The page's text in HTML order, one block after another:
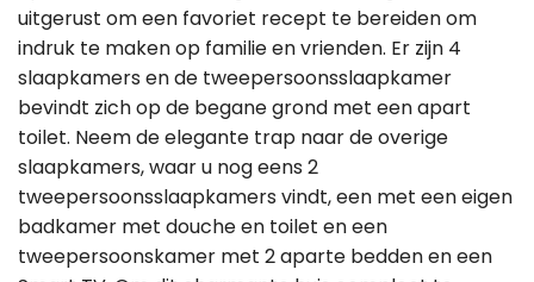
uitgerust om een favoriet recept te bereiden om
indruk te maken op familie en vrienden. Er zijn 4
slaapkamers en de tweepersoonsslaapkamer
bevindt zich op de begane grond met een apart
toilet. Neem de elegante trap naar de overige
slaapkamers, waar u nog eens 2
tweepersoonsslaapkamers vindt, een met een eigen
badkamer met douche en toilet en een
tweepersoonskamer met 2 aparte bedden en een